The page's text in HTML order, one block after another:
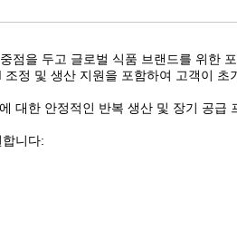
점을 두고 글로벌 식품 브랜드를 위한
정 및 생산 지원을 포함하여 고객이
대한 안정적인 반복 생산 및 장기 공급
니다: